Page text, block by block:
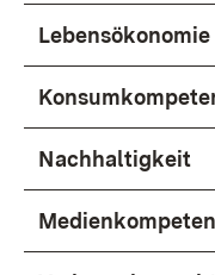
Lebensökonomie
Nachhaltigkeit